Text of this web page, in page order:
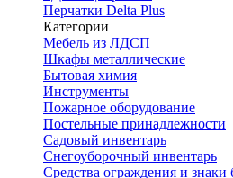
Перчатки Delta Plus
Категории
Мебель из ЛДСП
Шкафы металлические
Бытовая химия
Инструменты
Пожарное оборудование
Постельные принадлежности
Садовый инвентарь
Снегоуборочный инвентарь
Средства ограждения и знаки